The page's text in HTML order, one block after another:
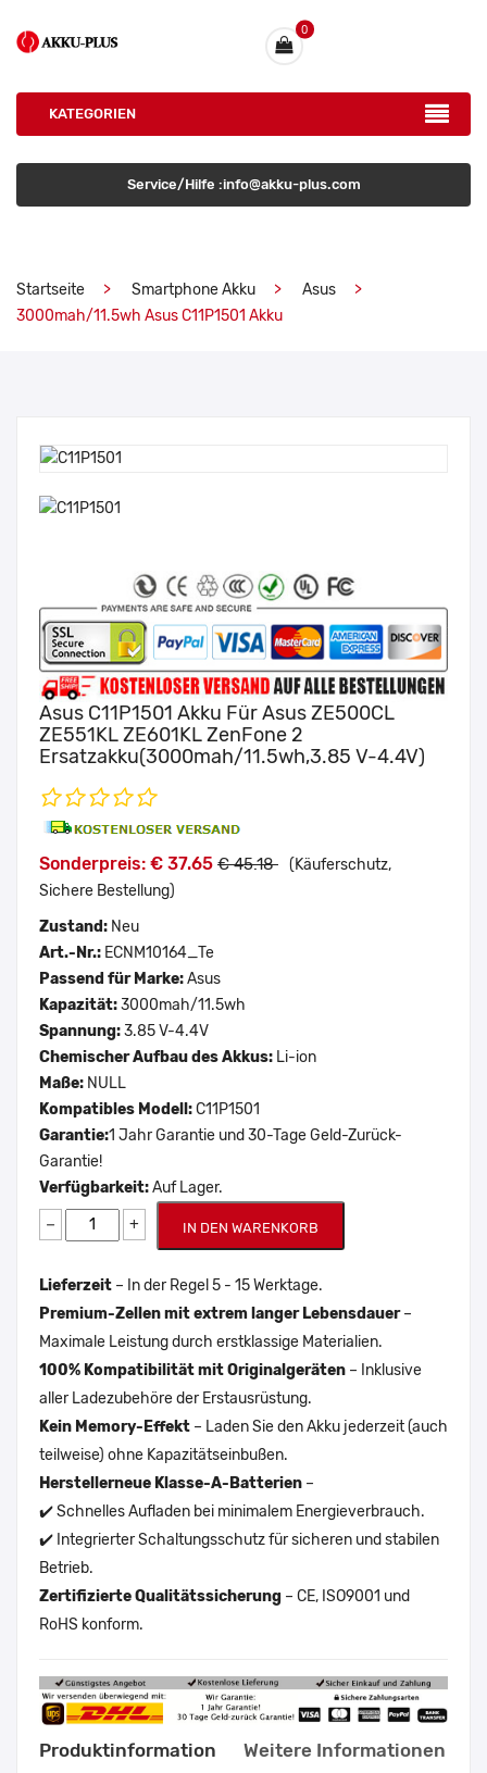
0
KATEGORIEN
Service/Hilfe :info@akku-plus.com
Startseite Smartphone Akku
Asus
3000mah/11.5wh Asus C11P1501 Akku
Asus C11P1501 Akku Für Asus ZE500CL
ZE551KL ZE601KL ZenFone 2
Ersatzakku(3000mah/11.5wh,3.85 V-4.4V)
Sonderpreis: € 37.65 € 45.18 (Käuferschutz,
Sichere Bestellung)
Zustand: Neu
Art.-Nr.: ECNM10164_Te
Passend für Marke:Asus
Kapazität:3000mah/11.5wh
Spannung:3.85 V-4.4V
Chemischer Aufbau des Akkus: Li-ion
Maße: NULL
Kompatibles Modell:C11P1501
Garantie:1 Jahr Garantie und 30-Tage Geld-Zurück-
Garantie!
Verfügbarkeit:Auf Lager.
− + IN DEN WARENKORB
Lieferzeit – In der Regel 5 - 15 Werktage.
Premium-Zellen mit extrem langer Lebensdauer–
Maximale Leistung durch erstklassige Materialien.
100% Kompatibilität mit Originalgeräten – Inklusive
aller Ladezubehöre der Erstausrüstung.
Kein Memory-Effekt – Laden Sie den Akku jederzeit (auch
teilweise) ohne Kapazitätseinbußen.
Herstellerneue Klasse-A-Batterien –
✔️ Schnelles Aufladen bei minimalem Energieverbrauch.
✔️ Integrierter Schaltungsschutz für sicheren und stabilen
Betrieb.
Zertifizierte Qualitätssicherung – CE, ISO9001 und
RoHS konform.
Produktinformation Weitere Informationen